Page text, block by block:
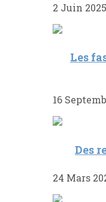
2 Juin 2025
Les
16
Des
24 Mars